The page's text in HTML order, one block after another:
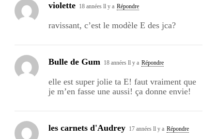
violette 18 années ll y a Répondre
ravissant, c’est le modèle E des jca?
Bulle de Gum 18 années ll y a Répondre
elle est super jolie ta E! faut vraiment que
je m’en fasse une aussi! ça donne envie!
les carnets d'Audrey 17 années ll y a Répondre